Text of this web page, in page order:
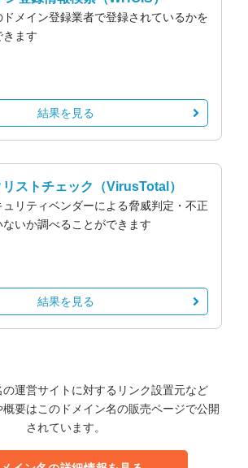
メイン登録業者で登録されているかを
きます
結果を見る
ストチェック （VirusTotal）
リティベンダーによる脅威判定・不正
いか調べることができます
結果を見る
の運営サイトに対するリンク設置元など
要はこのドメイン名の販売ページで公開
されています。